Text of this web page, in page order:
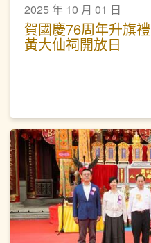
2025 年 10 月 01 日
賀國慶76周年升旗
黃大仙祠開放日